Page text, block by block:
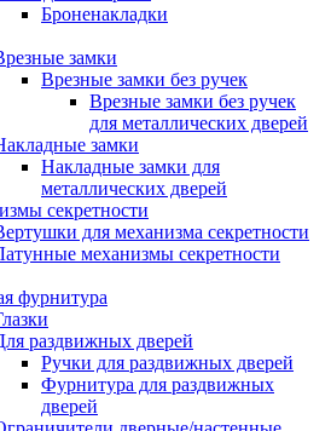
Броненакладки
замки
Врезные замки без ручек
Врезные замки без ручек
для металлических дверей
замки
Накладные замки для
металлических дверей
секретности
для механизма секретности
механизмы секретности
фурнитура
раздвижных дверей
Ручки для раздвижных дверей
Фурнитура для раздвижных
дверей